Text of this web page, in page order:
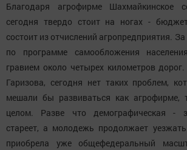
Благодаря агрофирме Шахмайкинское
сегодня твердо стоит на ногах -
состоит из отчислений агропредприятия.
по программе самообложения
гравием около четырех километров
Гаризова, сегодня нет таких проблем,
мешали бы развиваться как агрофирме,
целом. Разве что демографическая -
стареет, а молодежь продолжает
приобрела уже общефедеральный